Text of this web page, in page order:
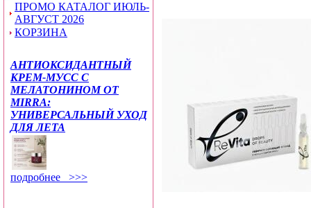
ПРОМО КАТАЛОГ ИЮЛЬ-
АВГУСТ 2026
КОРЗИНА
АНТИОКСИДАНТНЫЙ
КРЕМ-МУСС С
МЕЛАТОНИНОМ ОТ
MIRRA:
УНИВЕРСАЛЬНЫЙ УХОД
ДЛЯ ЛЕТА
подробнее >>>